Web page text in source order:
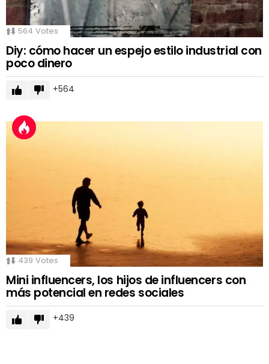
564 Votes
Diy: cómo hacer un espejo estilo industrial con
poco dinero
564
439 Votes
Mini influencers, los hijos de influencers con
más potencial en redes sociales
439